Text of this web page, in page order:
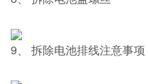
9、 拆除电池排线注意事项